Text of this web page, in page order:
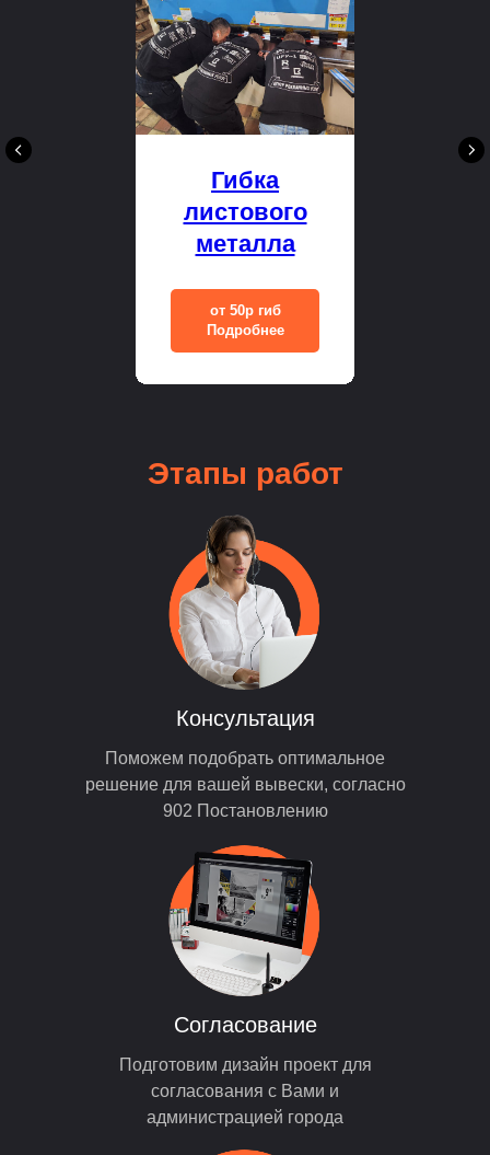
Гибка
листового
металла
от 50р гиб
Подробнее
Этапы работ
Поможем подобрать оптимальное
решение для вашей вывески, согласно
902 Постановлению
Консультация
Подготовим дизайн проект для
согласования с Вами и
администрацией города
Согласование